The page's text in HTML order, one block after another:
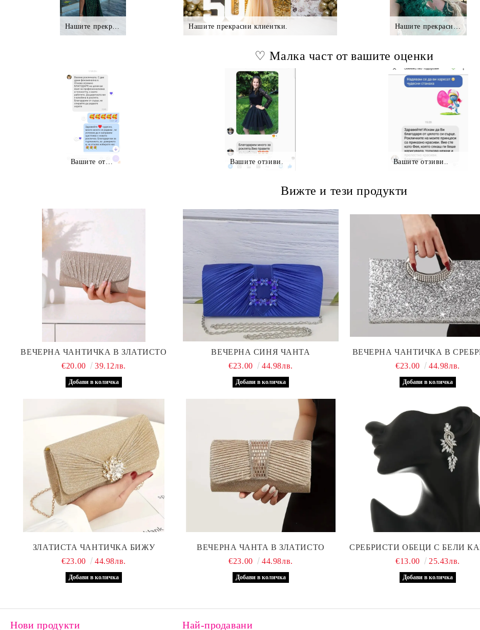
Нашите прекрасни клиентки.,. Нашите прекрасни клиентки. Нашите прекрасни клиентки *.
♡ Малка част от вашите оценки
Вашите отзиви Вашите отзиви. Вашите отзиви..
Вижте и тези продукти
ВЕЧЕРНА ЧАНТИЧКА В ЗЛАТИСТО
€20.00
39.12лв.
ВЕЧЕРНА СИНЯ ЧАНТА
€23.00
44.98лв.
ВЕЧЕРНА ЧАНТИЧКА В
€23.00
44.98лв.
ЗЛАТИСТА ЧАНТИЧКА БИЖУ
€23.00
44.98лв.
ВЕЧЕРНА ЧАНТА В ЗЛАТИСТО
€23.00
44.98лв.
СРЕБРИСТИ ОБЕЦИ С БЕЛИ
€13.00
25.43лв.
Нови продукти Най-продавани